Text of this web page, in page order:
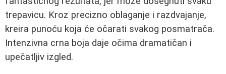
trepavicu. Kroz precizno oblaganje i razdvajanje,
kreira punoću koja će očarati svakog posmatrača.
Intenzivna crna boja daje očima dramatičan i
upečatljiv izgled.